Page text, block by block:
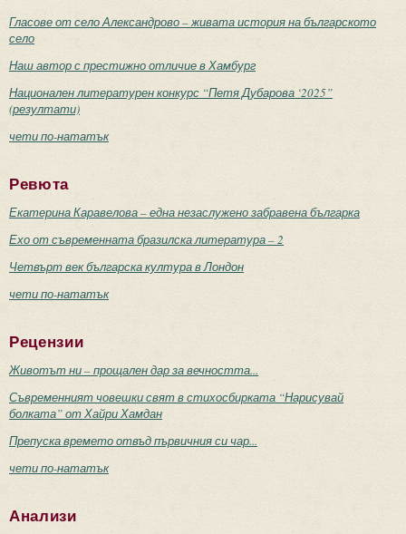
Гласове от село Александрово – живата история на българското
село
Наш автор с престижно отличие в Хамбург
Национален литературен конкурс “Петя Дубарова ‘2025”
(резултати)
чети по-нататък
Ревюта
Екатерина Каравелова – една незаслужено забравена българка
Ехо от съвременната бразилска литература – 2
Четвърт век българска култура в Лондон
чети по-нататък
Рецензии
Животът ни – прощален дар за вечността...
Съвременният човешки свят в стихосбирката “Нарисувай
болката” от Хайри Хамдан
Препуска времето отвъд първичния си чар...
чети по-нататък
Анализи